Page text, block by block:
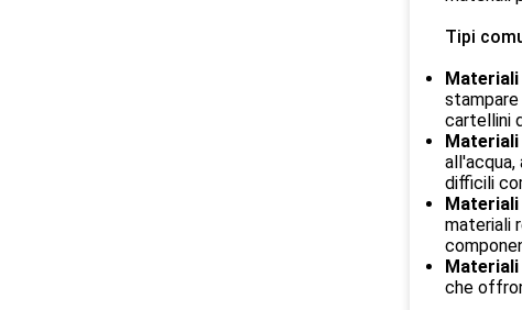
Tipi
Materiali
cartellini
Materiali
all'acqua,
difficili
Materiali
materiali
che